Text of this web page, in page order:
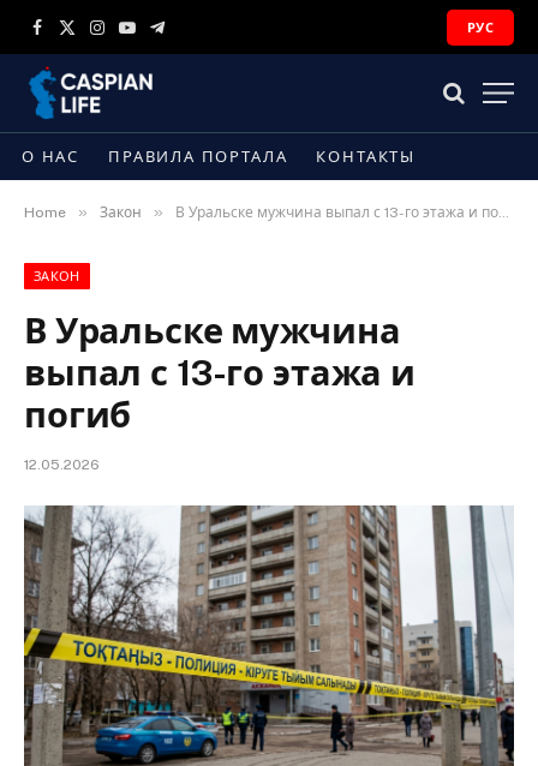
Facebook
X
Instagram
YouTubeTelegram
РУС
О НАС ПРАВИЛА ПОРТАЛА КОНТАКТЫ
Home » Закон » В Уральске мужчина выпал с 13-го этажа и погиб
ЗАКОН
В Уральске мужчина
выпал с 13-го этажа и
погиб
12.05.2026